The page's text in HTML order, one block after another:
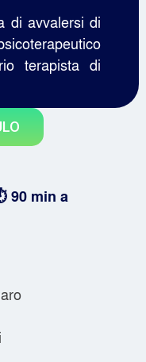
di avvalersi di
terapista di
90 min a